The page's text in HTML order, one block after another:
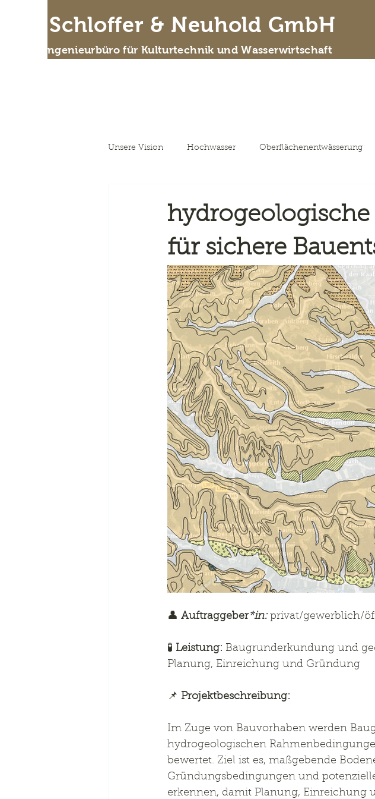
IB Schloffer & Neuhold GmbH
Das Ingenieurbüro für Kulturtechnik und Wasserwirtschaft
Unsere Vision Hochwasser Oberflächenentwässerung
für sichere
👤 Auftraggeber*in: privat/gewerblich/
🧪 Leistung: Baugrunderkundung und
Planung, Einreichung und Gründung
📌 Projektbeschreibung:
Im Zuge von Bauvorhaben werden
hydrogeologischen
bewertet. Ziel ist es, maßgebende
Gründungsbedingungen und
erkennen, damit Planung, Einreichung